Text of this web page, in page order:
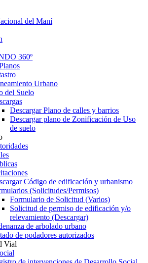
del Maní
360º
Urbano
del Suelo
Descargar Plano de calles y barrios
Descargar plano de Zonificación de Uso
de suelo
Código de edificación y urbanismo
(Solicitudes/Permisos)
Formulario de Solicitud (Varios)
Solicitud de permiso de edificación y/o
relevamiento (Descargar)
de arbolado urbano
de podadores autorizados
Vial